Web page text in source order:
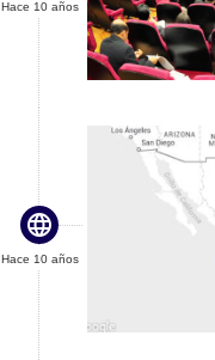
Hace 10 años

Hace 10 años